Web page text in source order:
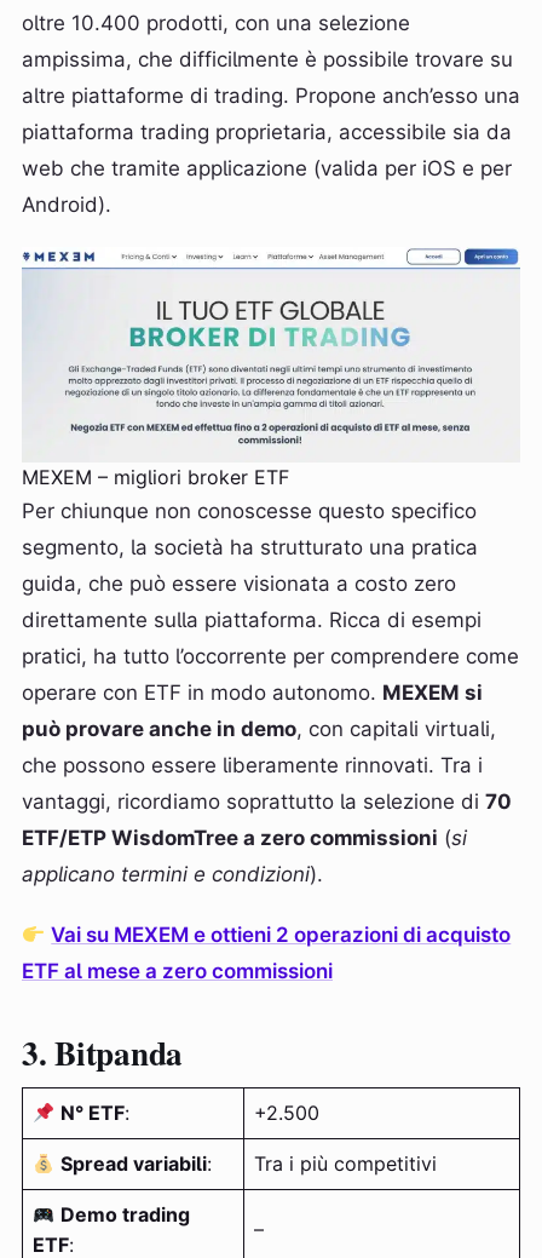
oltre 10.400 prodotti, con una selezione
ampissima, che difficilmente è possibile trovare su
altre piattaforme di trading. Propone anch’esso una
piattaforma trading proprietaria, accessibile sia da
web che tramite applicazione (valida per iOS e per
Android).
MEXEM – migliori broker ETF
Per chiunque non conoscesse questo specifico
segmento, la società ha strutturato una pratica
guida, che può essere visionata a costo zero
direttamente sulla piattaforma. Ricca di esempi
pratici, ha tutto l’occorrente per comprendere come
operare con ETF in modo autonomo. MEXEM si
può provare anche in demo, con capitali virtuali,
che possono essere liberamente rinnovati. Tra i
vantaggi, ricordiamo soprattutto la selezione di 70
ETF/ETP WisdomTree a zero commissioni (si
applicano termini e condizioni).
Vai su MEXEM e ottieni 2 operazioni di acquisto
ETF al mese a zero commissioni
3. Bitpanda
N° ETF: +2.500
Spread variabili: Tra i più competitivi
Demo trading
ETF:
–